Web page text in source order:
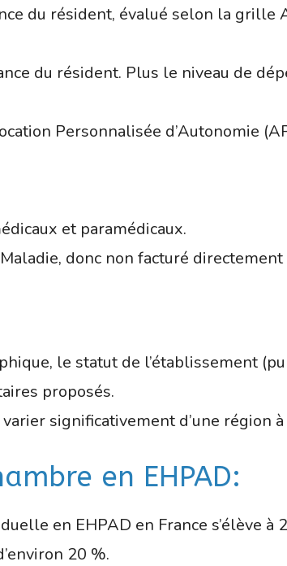
du résident, évalué selon la grille
du résident. Plus le niveau de
Personnalisée d’Autonomie
et paramédicaux.
donc non facturé
le statut de l’établissement
proposés.
significativement d’une région à
en EHPAD:
en EHPAD en France s’élève à
20 %.